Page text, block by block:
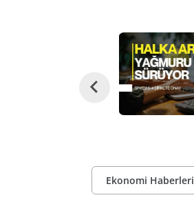
Ekonomi Haberleri